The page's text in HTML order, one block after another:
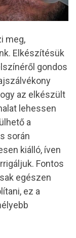
meg,
Elkészítésük
gondos
az elkészült
lehessen
a
során
kiálló, íven
Fontos
egészen
ez a